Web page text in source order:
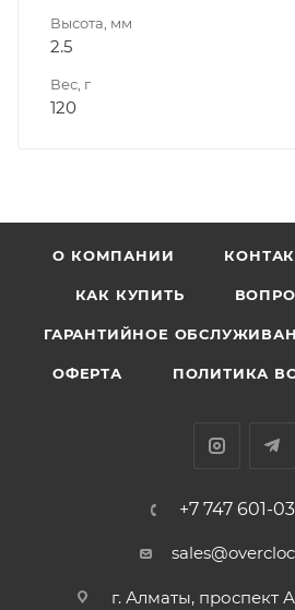
Высота, мм
2.5
Вес, г
120
О КОМПАНИИ
КАК КУПИТЬ
ГАРАНТИЙНОЕ
ОФЕРТА ПОЛИТИКА
+7 747 601-
г. Алматы, проспект